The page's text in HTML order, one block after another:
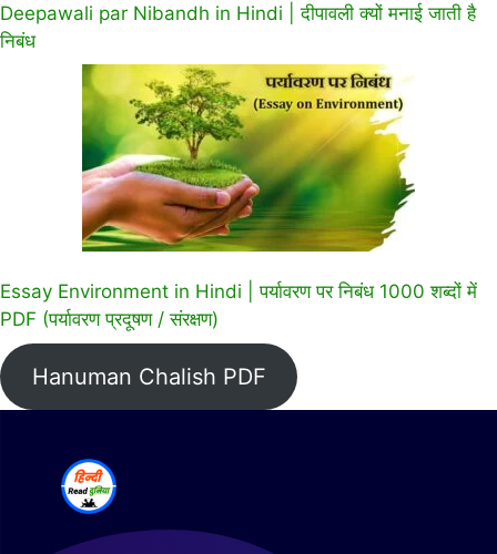
Deepawali par Nibandh in Hindi | दीपावली क्यों मनाई जाती है
निबंध
Essay Environment in Hindi | पर्यावरण पर निबंध 1000 शब्दों में
PDF (पर्यावरण प्रदूषण / संरक्षण)
Hanuman Chalish PDF